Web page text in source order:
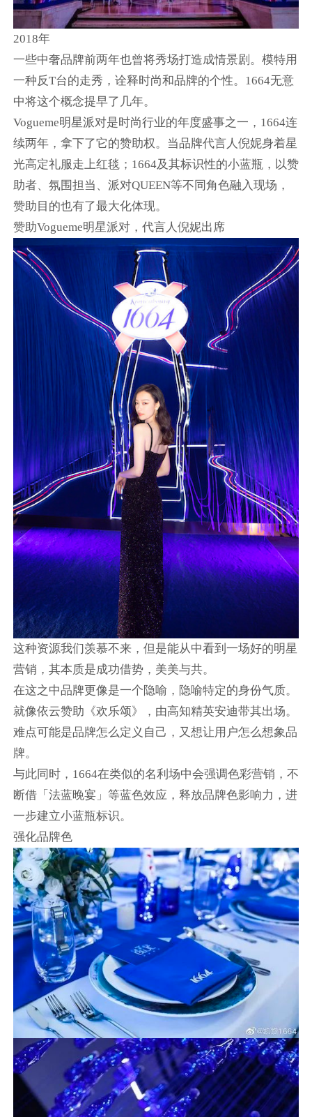
2018年
一些中奢品牌前两年也曾将秀场打造成情景剧。模特用
一种反T台的走秀，诠释时尚和品牌的个性。1664无意
中将这个概念提早了几年。
Vogueme明星派对是时尚行业的年度盛事之一，1664连
续两年，拿下了它的赞助权。当品牌代言人倪妮身着星
光高定礼服走上红毯；1664及其标识性的小蓝瓶，以赞
助者、氛围担当、派对QUEEN等不同角色融入现场，
赞助目的也有了最大化体现。
赞助Vogueme明星派对，代言人倪妮出席
这种资源我们羡慕不来，但是能从中看到一场好的明星
营销，其本质是成功借势，美美与共。
在这之中品牌更像是一个隐喻，隐喻特定的身份气质。
就像依云赞助《欢乐颂》，由高知精英安迪带其出场。
难点可能是品牌怎么定义自己，又想让用户怎么想象品
牌。
与此同时，1664在类似的名利场中会强调色彩营销，不
断借「法蓝晚宴」等蓝色效应，释放品牌色影响力，进
一步建立小蓝瓶标识。
强化品牌色